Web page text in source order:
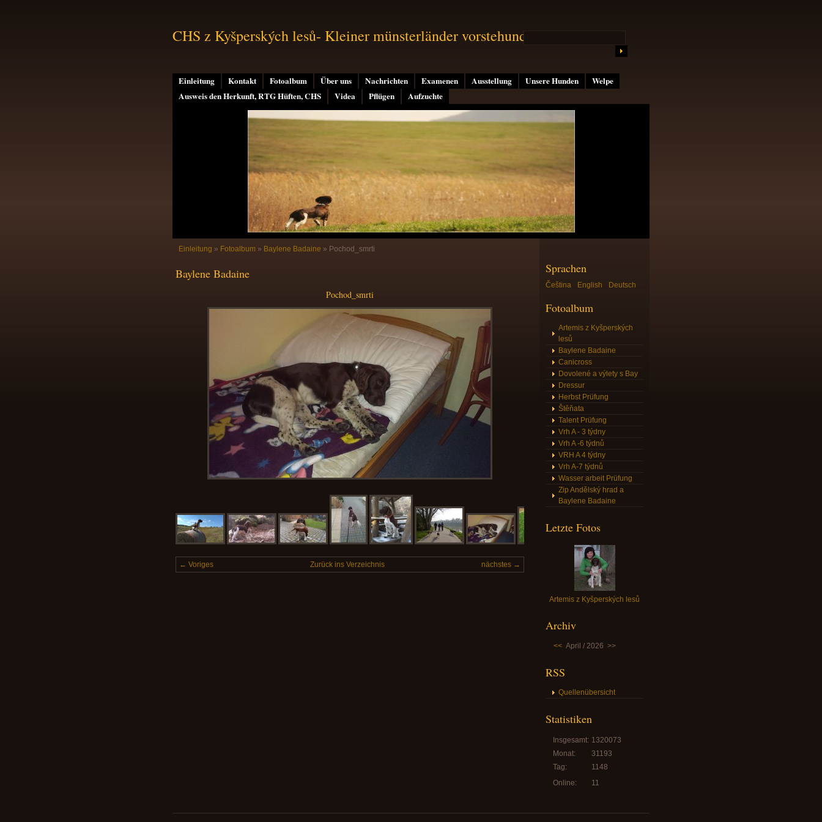
Einleitung Kontakt Fotoalbum Über uns Nachrichten Examenen Ausstellung Unsere Hunden
Welpe
Ausweis den Herkunft, RTG Hüften, CHS
Videa Pflügen Aufzuchte
CHS z Kyšperských lesů- Kleiner münsterländer vorstehund
Einleitung » Fotoalbum » Baylene Badaine » Pochod_smrti
Baylene Badaine
Pochod_smrti
← Voriges nächstes →
Zurück ins Verzeichnis
Sprachen
Čeština English Deutsch
Fotoalbum
Artemis z Kyšperských
lesů
Baylene Badaine
Canicross
Dovolené a výlety s Bay
Dressur
Herbst Prüfung
Štěňata
Talent Prüfung
Vrh A - 3 týdny
Vrh A -6 týdnů
VRH A 4 týdny
Vrh A-7 týdnů
Wasser arbeit Prüfung
Zip Andělský hrad a
Baylene Badaine
Letzte Fotos
Artemis z Kyšperských lesů
Archiv
<< April / 2026 >>
RSS
Quellenübersicht
Statistiken
Online: 11
Insgesamt: 1320073
Monat:
31193
Tag:
1148